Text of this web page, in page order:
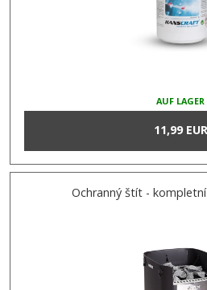
AUF LAGER
11,99 EUR
Ochranný štít - kompletní